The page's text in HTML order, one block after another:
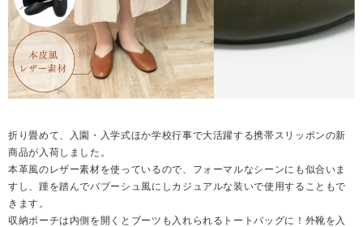
折り畳めて、入園・入学式ほか学校行事で大活躍する携帯スリッポンの新
商品が入荷しました。
本革風のレザー素材を使っているので、フォーマルなシーンにも似合いま
すし、踵を踏んでバブーシュ風にしカジュアルな装いで使用することもで
きます。
収納ポーチは内側を開くとブーツも入れられるトートバッグに！外靴を入